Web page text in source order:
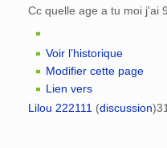
Cc quelle age a tu moi j'ai
Voir l’historique
Modifier cette page
Lien vers
Lilou 222111 (discussion)